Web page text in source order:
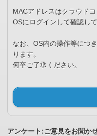
MACアドレスはクラウド
OSにログインして確認して
なお、OS内の操作等につ
ります。
何卒ご了承ください。
アンケート:ご意見をお聞か